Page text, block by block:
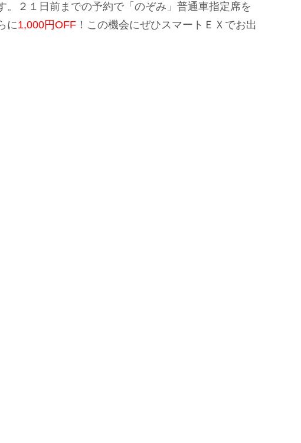
２１日前までの予約で「のぞみ」普通車指定席を
に1,000円OFF ！この機会にぜひスマートＥＸでお出